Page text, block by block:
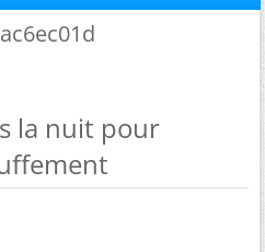
la nuit pour